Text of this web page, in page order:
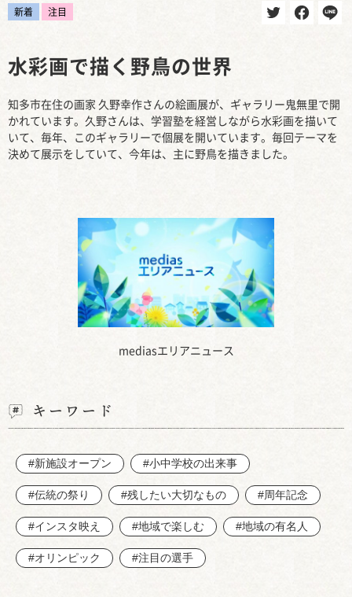
新着 注目
mediasエリアニュース
水彩画で描く野鳥の世界
知多市在住の画家 久野幸作さんの絵画展が、ギャラリー鬼無里で開
かれています。久野さんは、学習塾を経営しながら水彩画を描いて
いて、毎年、このギャラリーで個展を開いています。毎回テーマを
決めて展示をしていて、今年は、主に野鳥を描きました。
キーワード
#新施設オープン #小中学校の出来事
#伝統の祭り #残したい大切なもの #周年記念
#インスタ映え #地域で楽しむ #地域の有名人
#オリンピック #注目の選手